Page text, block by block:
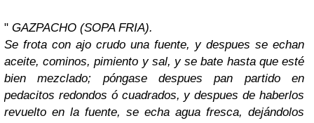
" GAZPACHO (SOPA FRIA).
Se frota con ajo crudo una fuente, y despues se echan
aceite, cominos, pimiento y sal, y se bate hasta que esté
bien mezclado; póngase despues pan partido en
pedacitos redondos ó cuadrados, y despues de haberlos
revuelto en la fuente, se echa agua fresca, dejándolos